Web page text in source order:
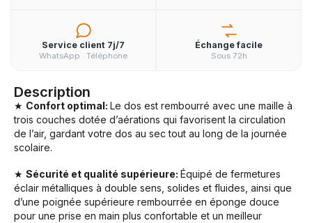
Service client 7j/7
WhatsApp · Téléphone
Échange facile
Sous 72h
Description
★ Confort optimal: Le dos est rembourré avec une maille à
trois couches dotée d’aérations qui favorisent la circulation
de l’air, gardant votre dos au sec tout au long de la journée
scolaire.
★ Sécurité et qualité supérieure: Équipé de fermetures
éclair métalliques à double sens, solides et fluides, ainsi que
d’une poignée supérieure rembourrée en éponge douce
pour une prise en main plus confortable et un meilleur